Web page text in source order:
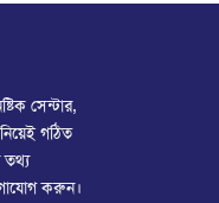
সেন্টার,
গঠিত
তথ্য
করুন।